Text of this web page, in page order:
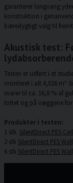
garanterer langvarig
konstruktion i
bæredygtigt valg til
Akustisk test:
Testen er udført i et
monteret i alt 4,026 m²
svarer til ca. 16,8 % af
loftet og på væggene for
Produkter i testen:
1 stk. SilentDirect PES
2 stk SilentDirect PES
6 stk SilentDirect PES